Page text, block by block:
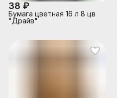
38 ₽
Бумага цветная 16 л 8 цв
"Драйв"